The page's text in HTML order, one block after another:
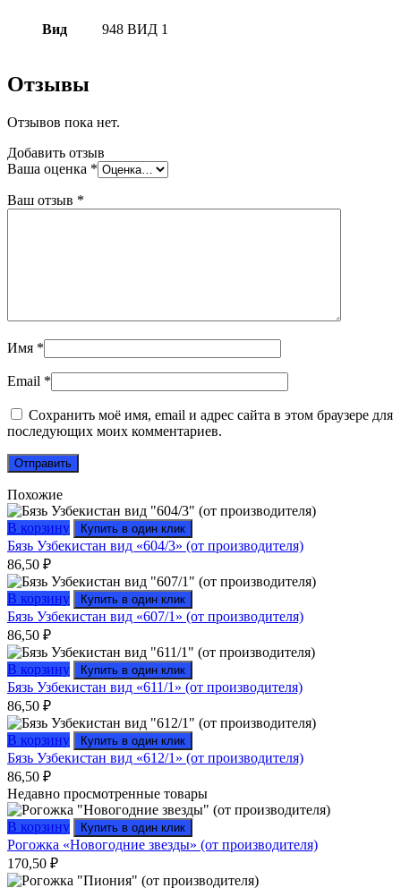
Вид 948 ВИД 1
Отзывы
Отзывов пока нет.
Добавить отзыв
Ваша оценка *
Ваш отзыв *
Имя *
Email *
Сохранить моё имя, email и адрес сайта в этом браузере для
последующих моих комментариев.
Похожие
В корзину Купить в один клик
Бязь Узбекистан вид «604/3» (от производителя)
86,50 ₽
В корзину Купить в один клик
Бязь Узбекистан вид «607/1» (от производителя)
86,50 ₽
В корзину Купить в один клик
Бязь Узбекистан вид «611/1» (от производителя)
86,50 ₽
В корзину Купить в один клик
Бязь Узбекистан вид «612/1» (от производителя)
86,50 ₽
Недавно просмотренные товары
В корзину Купить в один клик
Рогожка «Новогодние звезды» (от производителя)
170,50 ₽